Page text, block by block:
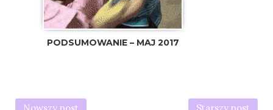
PODSUMOWANIE – MAJ 2017